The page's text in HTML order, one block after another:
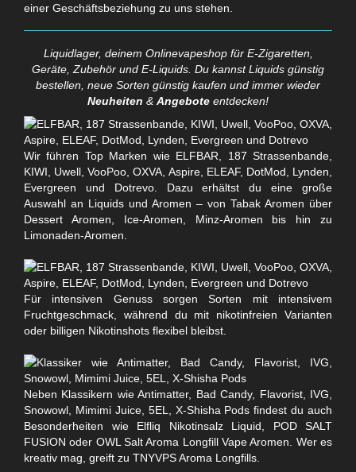
einer Geschäftsbeziehung zu uns stehen.
Liquidlager, deinem Onlinevapeshop für E-Zigaretten,
Geräte, Zubehör und E-Liquids. Du kannst Liquids günstig
bestellen, neue Sorten günstig kaufen und immer wieder
Neuheiten & Angebote entdecken!
Wir führen Top Marken wie ELFBAR, 187 Strassenbande,
KIWI, Uwell, VooPoo, OXVA, Aspire, ELEAF, DotMod, Lynden,
Evergreen und Dotrevo. Dazu erhältst du eine große
Auswahl an Liquids und Aromen – von Tabak Aromen über
Dessert Aromen, Ice-Aromen, Minz-Aromen bis hin zu
Limonaden-Aromen.
Für intensiven Genuss sorgen Sorten mit intensivem
Fruchtgeschmack, während du mit nikotinfreien Varianten
oder billigen Nikotinshots flexibel bleibst.
Neben Klassikern wie Antimatter, Bad Candy, Flavorist, IVG,
Snowowl, Mimimi Juice, 5EL, X-Shisha Pods findest du auch
Besonderheiten wie Elfliq Nikotinsalz Liquid, POD SALT
FUSION oder OWL Salt Aroma Longfill Vape Aromen. Wer es
kreativ mag, greift zu TNYVPS Aroma Longfills.